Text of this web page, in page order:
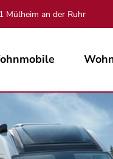
Mülheim an der Ruhr